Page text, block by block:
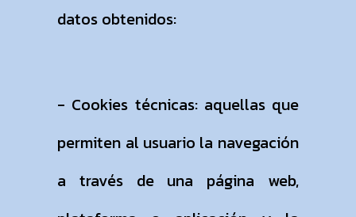
datos obtenidos:
- Cookies técnicas: aquellas que
permiten al usuario la navegación
a través de una página web,